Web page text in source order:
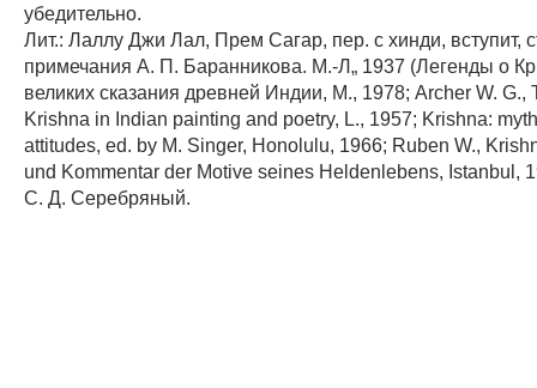
убедительно.
Лит.: Лаллу Джи Лал, Прем Сагар, пер. с хинди, вступит,
примечания А. П. Баранникова. М.-Л„ 1937 (Легенды о
великих сказания древней Индии, М., 1978; Archer W. G.,
Krishna in Indian painting and poetry, L., 1957; Krishna:
attitudes, ed. by М. Singer, Honolulu, 1966; Ruben W.,
und Kommentar der Motive seines Heldenlebens, Istanbul,
С. Д. Серебряный.